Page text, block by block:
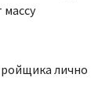
лично